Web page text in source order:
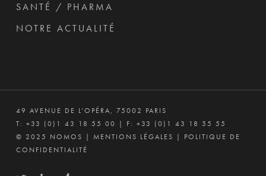
SANTÉ / PHARMA
NOTRE ACTUALITÉ
49 AVENUE DE L’OPÉRA, 75002 PARIS
T: +33 (0)1 43 18 55 00 | F: +33 (0)1 43 18 55 55
© 2025 NOMOS | MENTIONS LÉGALES | POLITIQUE DE
CONFIDENTIALITÉ